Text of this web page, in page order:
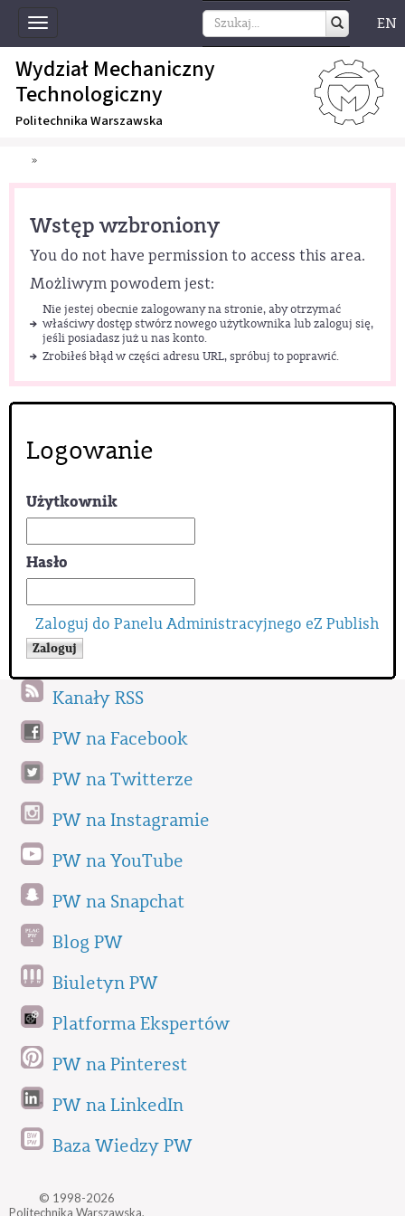
Toggle
navigation
EN
Wydział Mechaniczny
Technologiczny
Politechnika Warszawska
»
Wstęp wzbroniony
You do not have permission to access this area.
Możliwym powodem jest:
Nie jestej obecnie zalogowany na stronie, aby otrzymać
właściwy dostęp stwórz nowego użytkownika lub zaloguj się,
jeśli posiadasz już u nas konto.
Zrobiłeś błąd w części adresu URL, spróbuj to poprawić.
Logowanie
Użytkownik
Hasło
Zaloguj do Panelu Administracyjnego eZ Publish
Kanały RSS
PW na Facebook
PW na Twitterze
PW na Instagramie
PW na YouTube
PW na Snapchat
Blog PW
Biuletyn PW
Platforma Ekspertów
PW na Pinterest
PW na LinkedIn
Baza Wiedzy PW
© 1998-2026
Politechnika Warszawska,